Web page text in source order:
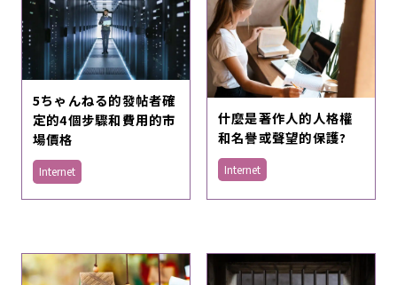
5ちゃんねる的發帖者確
定的4個步驟和費用的市
場價格
Internet
什麼是著作人的人格權
和名譽或聲望的保護?
Internet